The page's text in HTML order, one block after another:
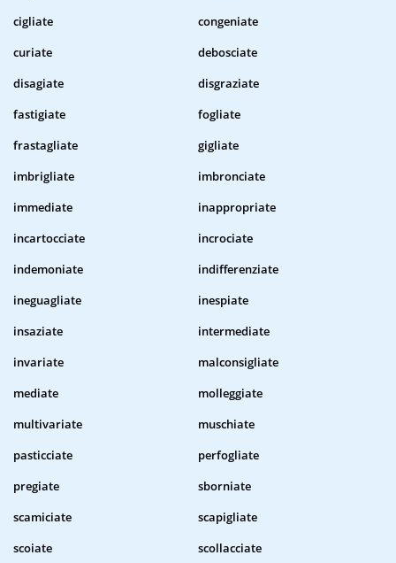
cigliate
congeniate
curiate
debosciate
disagiate
disgraziate
fastigiate
fogliate
frastagliate
gigliate
imbrigliate
imbronciate
immediate
inappropriate
incartocciate
incrociate
indemoniate
indifferenziate
ineguagliate
inespiate
insaziate
intermediate
invariate
malconsigliate
mediate
molleggiate
multivariate
muschiate
pasticciate
perfogliate
pregiate
sborniate
scamiciate
scapigliate
scoiate
scollacciate